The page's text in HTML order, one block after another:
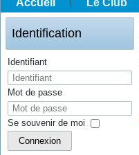
Accueil Le Club
Identification
Identifiant
Mot de passe
Se souvenir de moi
Connexion
Année
précédente
Mois
précédent
Année
suivante
Mois
suivant